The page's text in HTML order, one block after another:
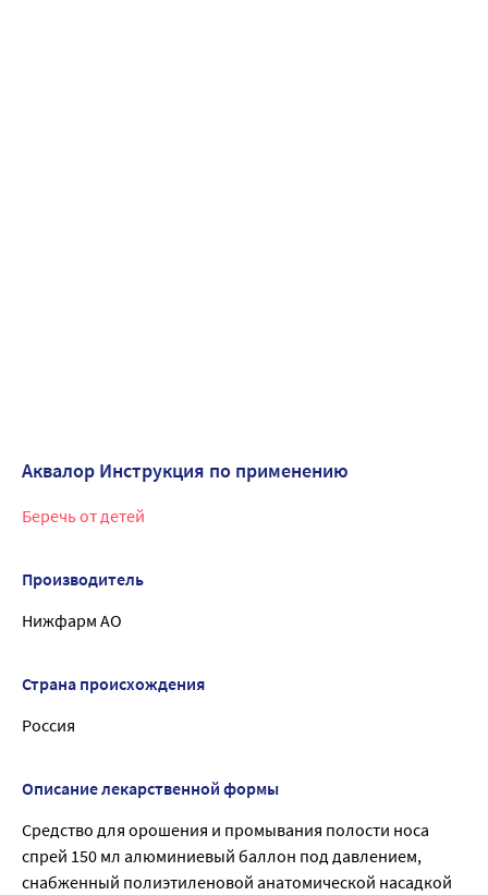
Аквалор Инструкция по применению
Беречь от детей
Производитель
Нижфарм АО
Страна происхождения
Россия
Описание лекарственной формы
Средство для орошения и промывания полости носа
спрей 150 мл алюминиевый баллон под давлением,
снабженный полиэтиленовой анатомической насадкой